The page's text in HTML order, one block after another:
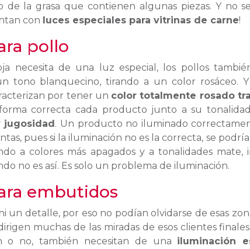
la grasa que contienen algunas piezas. Y no
con luces especiales para vitrinas de carne!
pollo
necesita de una luz especial, los pollos
tono blanquecino, tirando a un color rosáceo.
por tener un color totalmente rosado
correcta cada producto junto a su
jugosidad. Un producto no iluminado
pues si la iluminación no es la correcta, se
a colores más apagados y a tonalidades mate,
no es así. Es solo un problema de iluminación.
embutidos
un detalle, por eso no podían olvidarse de esas
muchas de las miradas de esos clientes
o no, también necesitan de una iluminación